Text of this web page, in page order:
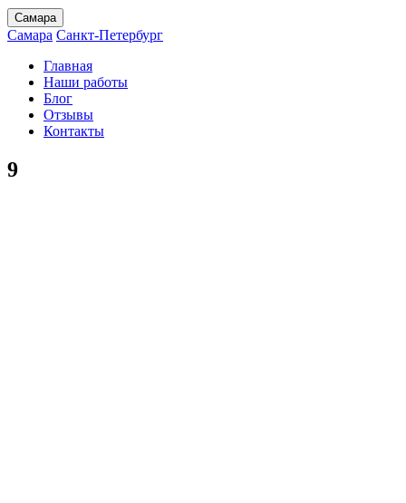
Самара
Самара Санкт-Петербург
Главная
Наши работы
Блог
Отзывы
Контакты
9